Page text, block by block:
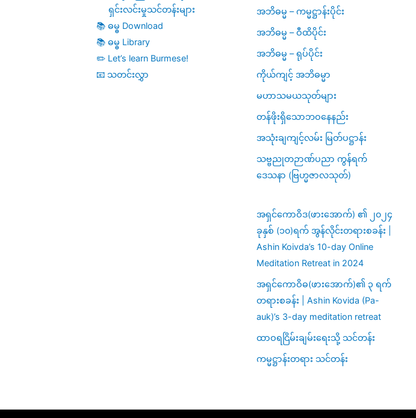
ရှင်းလင်းမှုသင်တန်းများ
📚 ဓမ္ဓ Download
📚 ဓမ္ဓ Library
✏️ Let’s learn Burmese!
📧 သတင်းလွှာ
အဘိဓမ္မ – ကမ္မဋ္ဌာန်းပိုင်း
အဘိဓမ္မ – ဝီထိပိုင်း
အဘိဓမ္မ – ရုပ်ပိုင်း
ကိုယ်ကျင့် အဘိဓမ္မာ
မဟာသမယသုတ်များ
တန်ဖိုးရှိသောဘဝနေနည်း
အသုံးချကျင့်လမ်း မြတ်ပဋ္ဌာန်း
သဗ္ဗညုတဉာဏ်ပညာ ကွန်ရက်
ဒေသနာ (ဗြဟ္မဇာလသုတ်)
အရှင်ကောဝိဒ(ဖားအောက်) ၏ ၂၀၂၄
ခုနှစ် (၁၀)ရက် အွန်လိုင်းတရားစခန်း |
Ashin Koivda’s 10-day Online
Meditation Retreat in 2024
အရှင်ကောဝိဓ(ဖားအောက်)၏ ၃ ရက်
တရားစခန်း | Ashin Kovida (Pa-
auk)’s 3-day meditation retreat
ထာဝရငြိမ်းချမ်းရေးသို့ သင်တန်း
ကမ္မဋ္ဌာန်းတရား သင်တန်း